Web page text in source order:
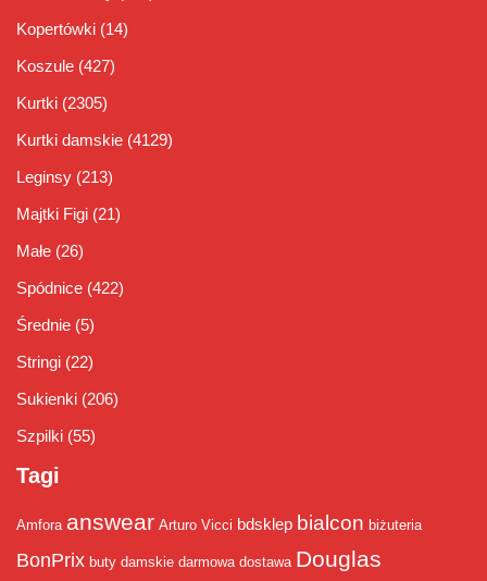
Kopertówki (14)
Koszule (427)
Kurtki (2305)
Kurtki damskie (4129)
Leginsy (213)
Majtki Figi (21)
Małe (26)
Spódnice (422)
Średnie (5)
Stringi (22)
Sukienki (206)
Szpilki (55)
Tagi
Amfora answear Arturo Vicci bdsklep bialcon biżuteria
BonPrix buty damskie darmowa dostawa Douglas